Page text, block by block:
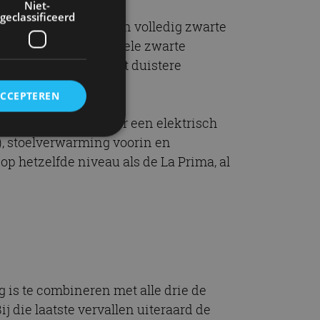
onder andere een volledig zwarte
wielen en nog enkele zwarte
vanbinnen zorgt het duistere
onder meer een elektrisch
stoelverwarming voorin en
hetzelfde niveau als de La Prima, al
is te combineren met alle drie de
die laatste vervallen uiteraard de
Niet-
geclassificeerd
en
van de
van